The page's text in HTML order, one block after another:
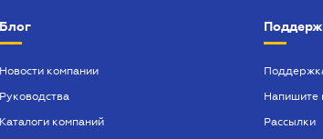
Блог
Новости компании
Руководства
Каталоги компаний
Напишите
Рассылки